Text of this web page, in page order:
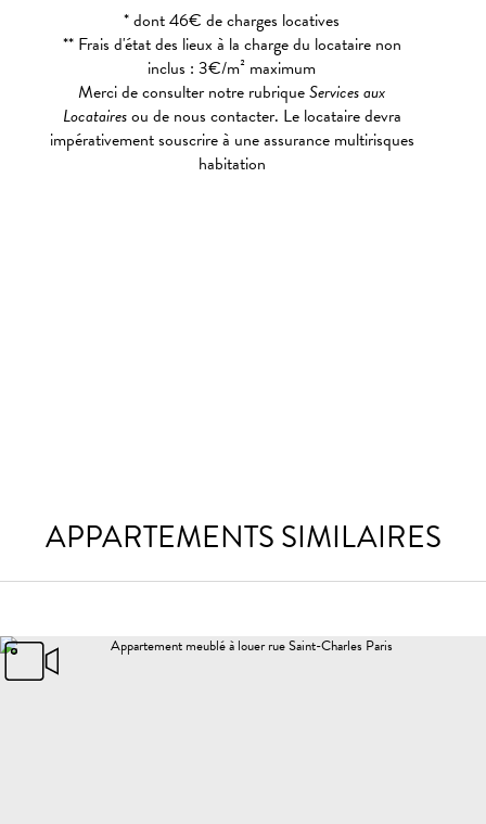
* dont 46€ de charges locatives
** Frais d'état des lieux à la charge du locataire non
inclus : 3€/m² maximum
Merci de consulter notre rubriqueServices aux
Locatairesou de nous contacter. Le locataire devra
impérativement souscrire à une assurance multirisques
habitation
APPARTEMENTS SIMILAIRES